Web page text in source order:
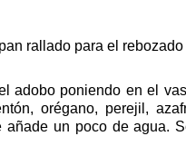
rallado para el rebozado
adobo poniendo en el
orégano, perejil,
añade un poco de agua.